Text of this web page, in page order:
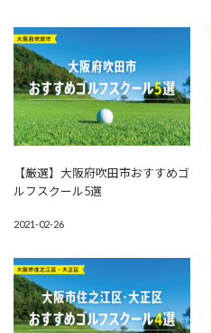
【厳選】大阪府吹田市おすすめゴ
ルフスクール5選
2021-02-26